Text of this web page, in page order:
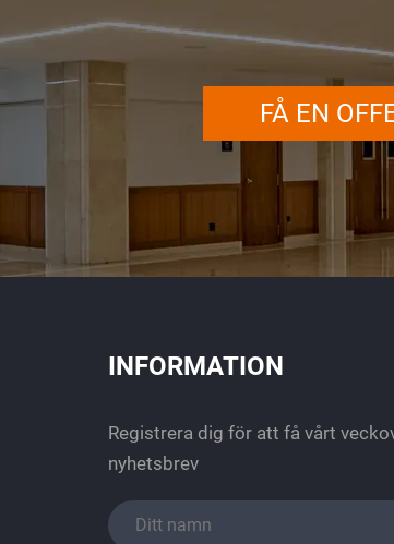
FÅ EN
INFORMATION
Registrera dig för att få vårt
nyhetsbrev